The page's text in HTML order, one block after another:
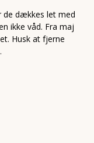
de dækkes let med
ikke våd. Fra maj
Husk at fjerne